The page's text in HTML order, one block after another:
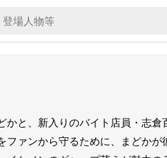
と、新入りのバイト店員・志倉
ァンから守るために、まどかが